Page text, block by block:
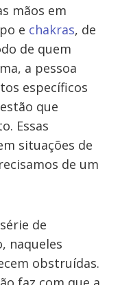
mãos em
e chakras, de
de quem
a pessoa
específicos
que
Essas
situações de
de um
de
naqueles
obstruídas.